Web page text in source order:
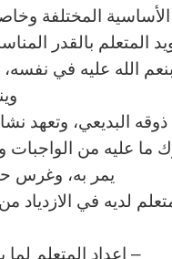
المختلفة
المتعلم بالقدر
الله عليه في
ذوقه البديعي، وتعهد
ما عليه من
يمر به، وغرس
لديه في الازدياد
– إعداد المتعلم